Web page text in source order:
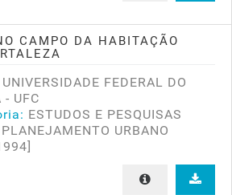
CAMPO DA HABITAÇÃO
UNIVERSIDADE FEDERAL DO
- UFC
ESTUDOS E PESQUISAS
PLANEJAMENTO URBANO